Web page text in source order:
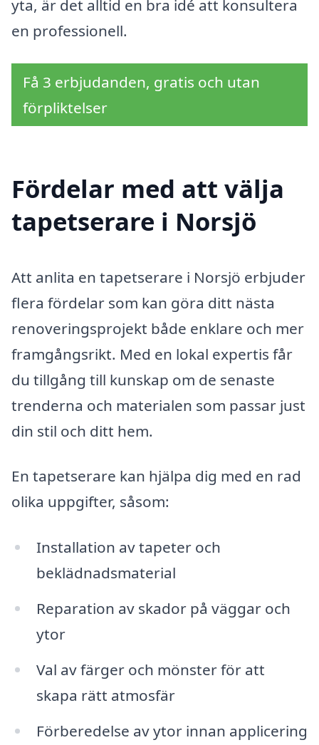
yta, är det alltid en bra idé att konsultera
en professionell.
Få 3 erbjudanden, gratis och utan
förpliktelser
Fördelar med att välja
tapetserare i Norsjö
Att anlita en tapetserare i Norsjö erbjuder
flera fördelar som kan göra ditt nästa
renoveringsprojekt både enklare och mer
framgångsrikt. Med en lokal expertis får
du tillgång till kunskap om de senaste
trenderna och materialen som passar just
din stil och ditt hem.
En tapetserare kan hjälpa dig med en rad
olika uppgifter, såsom:
Installation av tapeter och
beklädnadsmaterial
Reparation av skador på väggar och
ytor
Val av färger och mönster för att
skapa rätt atmosfär
Förberedelse av ytor innan applicering